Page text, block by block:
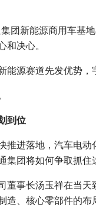
新能源商用车基地
和决心。
源赛道先发优势，
到位
进落地，汽车电动
集团将如何争取抓住
事长汤玉祥在当天
造、核心零部件的